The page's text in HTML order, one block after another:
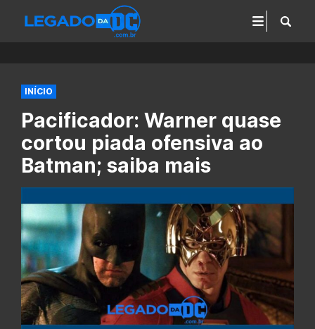
INÍCIO
Pacificador: Warner quase
cortou piada ofensiva ao
Batman; saiba mais